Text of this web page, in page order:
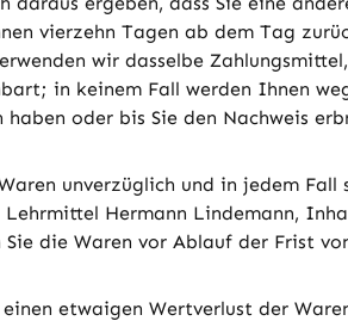
vierzehn Tagen ab dem Tag
wir dasselbe
in keinem Fall werden Ihnen
haben oder bis Sie den Nachweis
unverzüglich und in jedem
Lehrmittel Hermann Lindemann,
die Waren vor Ablauf der Frist
einen etwaigen Wertverlust der